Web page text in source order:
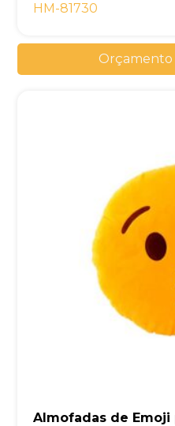
HM-81730
Orçamento
Almofadas de Emoji